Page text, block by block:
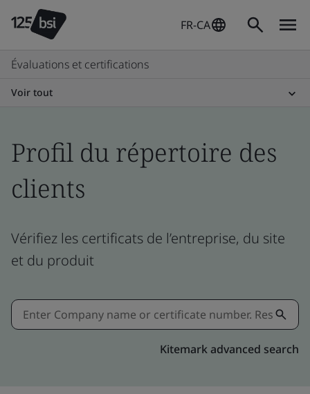
FR-CA
Évaluations et certifications
Voir tout
Profil du répertoire des
clients
Vérifiez les certificats de l’entreprise, du site
et du produit
Kitemark advanced search